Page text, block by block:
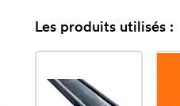
Les produits utilisés :